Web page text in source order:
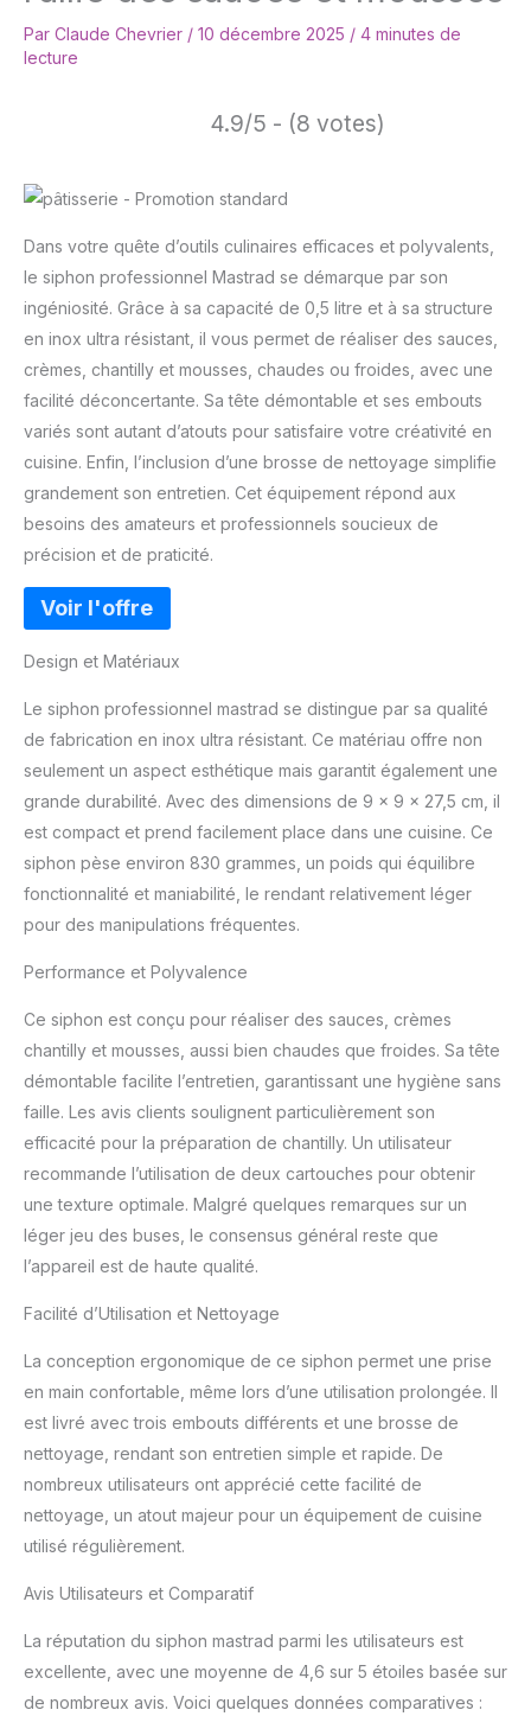
Par Claude Chevrier / 10 décembre 2025 / 4 minutes de
lecture
4.9/5 - (8 votes)
Dans votre quête d’outils culinaires efficaces et polyvalents,
le siphon professionnel Mastrad se démarque par son
ingéniosité. Grâce à sa capacité de 0,5 litre et à sa structure
en inox ultra résistant, il vous permet de réaliser des sauces,
crèmes, chantilly et mousses, chaudes ou froides, avec une
facilité déconcertante. Sa tête démontable et ses embouts
variés sont autant d’atouts pour satisfaire votre créativité en
cuisine. Enfin, l’inclusion d’une brosse de nettoyage simplifie
grandement son entretien. Cet équipement répond aux
besoins des amateurs et professionnels soucieux de
précision et de praticité.
Design et Matériaux
Le siphon professionnel mastrad se distingue par sa qualité
de fabrication en inox ultra résistant. Ce matériau offre non
seulement un aspect esthétique mais garantit également une
grande durabilité. Avec des dimensions de 9 x 9 x 27,5 cm, il
est compact et prend facilement place dans une cuisine. Ce
siphon pèse environ 830 grammes, un poids qui équilibre
fonctionnalité et maniabilité, le rendant relativement léger
pour des manipulations fréquentes.
Performance et Polyvalence
Ce siphon est conçu pour réaliser des sauces, crèmes
chantilly et mousses, aussi bien chaudes que froides. Sa tête
démontable facilite l’entretien, garantissant une hygiène sans
faille. Les avis clients soulignent particulièrement son
efficacité pour la préparation de chantilly. Un utilisateur
recommande l’utilisation de deux cartouches pour obtenir
une texture optimale. Malgré quelques remarques sur un
léger jeu des buses, le consensus général reste que
l’appareil est de haute qualité.
Facilité d’Utilisation et Nettoyage
La conception ergonomique de ce siphon permet une prise
en main confortable, même lors d’une utilisation prolongée. Il
est livré avec trois embouts différents et une brosse de
nettoyage, rendant son entretien simple et rapide. De
nombreux utilisateurs ont apprécié cette facilité de
nettoyage, un atout majeur pour un équipement de cuisine
utilisé régulièrement.
Avis Utilisateurs et Comparatif
La réputation du siphon mastrad parmi les utilisateurs est
excellente, avec une moyenne de 4,6 sur 5 étoiles basée sur
de nombreux avis. Voici quelques données comparatives :